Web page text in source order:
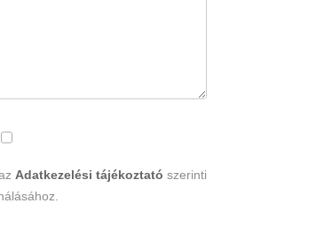
Adatkezelési tájékoztató szerinti